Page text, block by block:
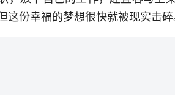
这份幸福的梦想很快就被现实击碎